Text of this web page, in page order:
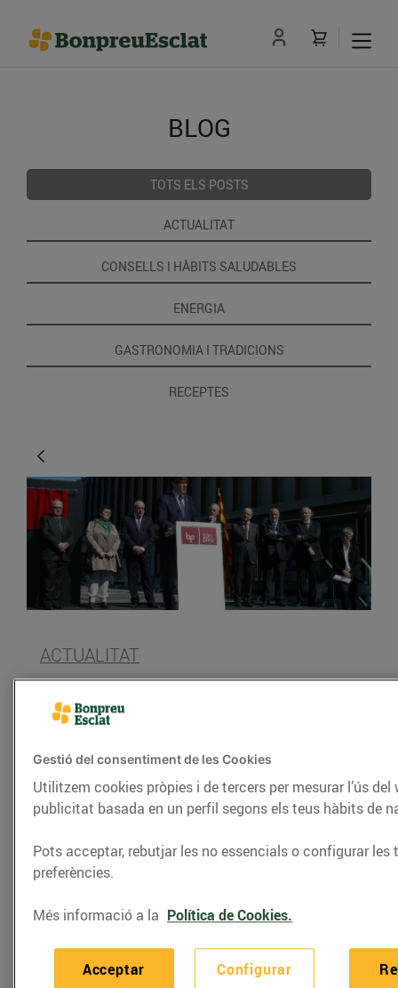
BLOG
TOTS ELS POSTS
ACTUALITAT
CONSELLS I HÀBITS SALUDABLES
ENERGIA
GASTRONOMIA I TRADICIONS
RECEPTES
ACTUALITAT
Hem inaugurat el nou
magatzem de
productes refrigerats a
Balenyà
20/de març/2017
Gestió del consentiment de les Cookies
Utilitzem cookies pròpies i de tercers per mesurar l’ús
publicitat basada en un perfil segons els teus hàbits de
Pots acceptar, rebutjar les no essencials o configurar les
preferències.
Més informació a la Política de Cookies.
Configurar
Acceptar